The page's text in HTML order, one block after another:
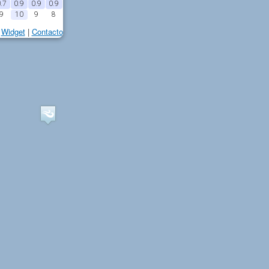
0.9 0.9 0.9
9 10 9 8
Widget| Contacto